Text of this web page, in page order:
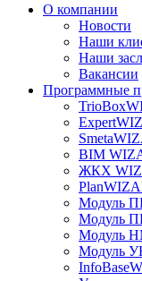
О компании
Новости
Наши
Наши
Вакансии
Программные
BIM
ЖКХ
Модуль
Модуль
Модуль
Модуль